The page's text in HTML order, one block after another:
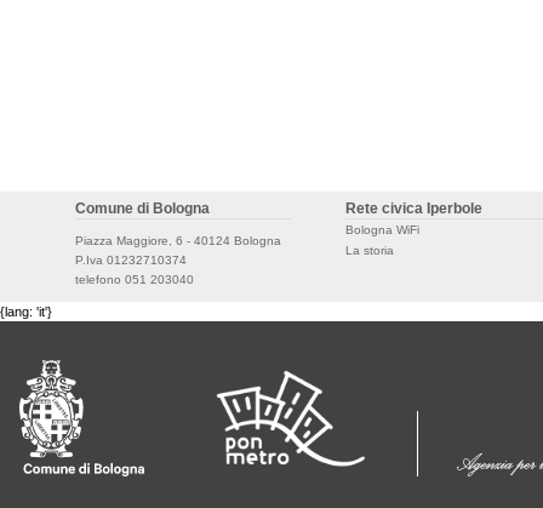
Comune di Bologna
Piazza Maggiore, 6 - 40124 Bologna
P.Iva 01232710374
telefono 051 203040
Rete civica Iperbole
Bologna WiFi
La storia
{lang: 'it'}